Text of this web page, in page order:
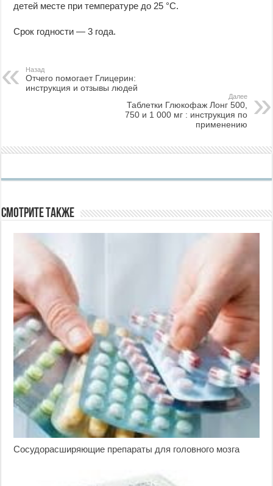
детей месте при температуре до 25 °C.
Срок годности — 3 года.
Назад
Отчего помогает Глицерин:
инструкция и отзывы людей
Далее
Таблетки Глюкофаж Лонг 500,
750 и 1 000 мг : инструкция по
применению
Смотрите также
Сосудорасширяющие препараты для головного мозга